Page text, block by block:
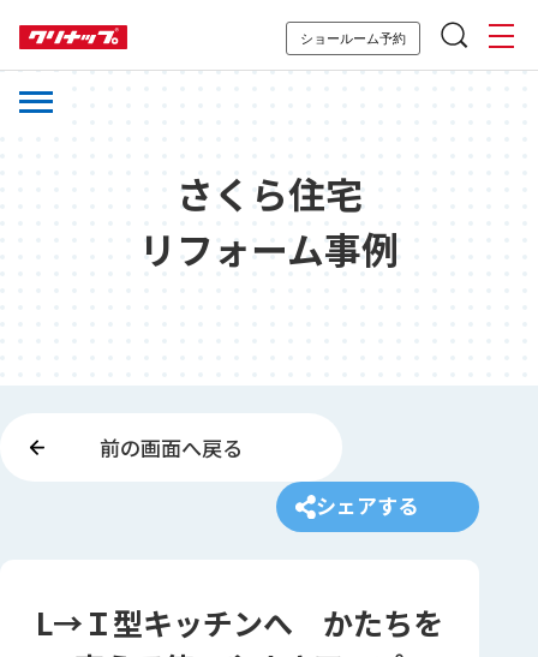
ショールーム予約
さくら住宅
リフォーム事例
前の画面へ戻る
シェアする
L→Ｉ型キッチンへ かたちを